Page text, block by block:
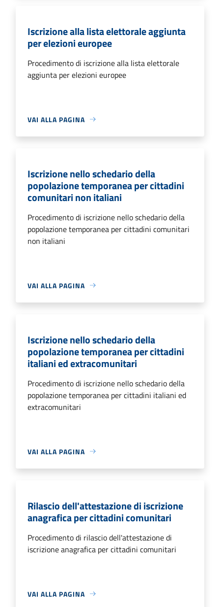
Iscrizione alla lista elettorale aggiunta
per elezioni europee
Procedimento di iscrizione alla lista elettorale
aggiunta per elezioni europee
VAI ALLA PAGINA
Iscrizione nello schedario della
popolazione temporanea per cittadini
comunitari non italiani
Procedimento di iscrizione nello schedario della
popolazione temporanea per cittadini comunitari
non italiani
VAI ALLA PAGINA
Iscrizione nello schedario della
popolazione temporanea per cittadini
italiani ed extracomunitari
Procedimento di iscrizione nello schedario della
popolazione temporanea per cittadini italiani ed
extracomunitari
VAI ALLA PAGINA
Rilascio dell'attestazione di iscrizione
anagrafica per cittadini comunitari
Procedimento di rilascio dell'attestazione di
iscrizione anagrafica per cittadini comunitari
VAI ALLA PAGINA